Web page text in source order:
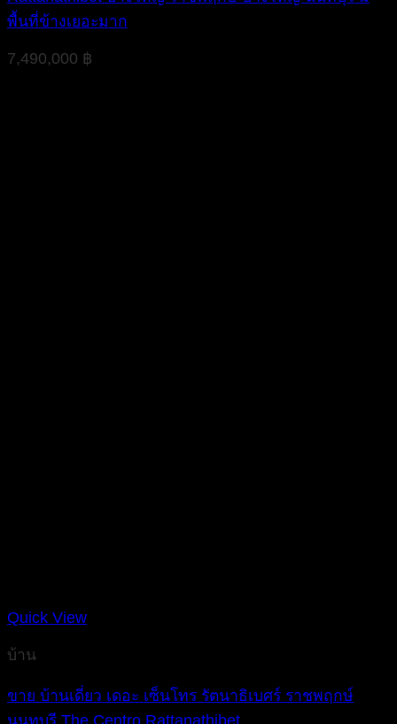
พื้นที่ข้างเยอะมาก
7,490,000 ฿
Quick View
บ้าน
ขาย บ้านเดี่ยว เดอะ เซ็นโทร รัตนาธิเบศร์ ราชพฤกษ์
นนทบุรี The Centro Rattanathibet